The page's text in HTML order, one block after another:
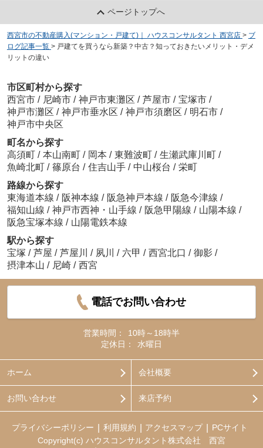
ページトップへ
西宮市の不動産購入(マンション・戸建て)｜ ハウスコンサルタント 西宮店 > ブ
ログ記事一覧 > 戸建てを買うなら新築？中古？知っておきたいメリット・デメ
リットの違い
市区町村から探す
西宮市 / 尼崎市 / 神戸市東灘区 / 芦屋市 / 宝塚市 /
神戸市灘区 / 神戸市垂水区 / 神戸市須磨区 / 明石市 /
神戸市中央区
町名から探す
高須町 / 本山南町 / 岡本 / 東難波町 / 生瀬武庫川町 /
魚崎北町 / 篠原台 / 住吉山手 / 中山桜台 / 栄町
路線から探す
東海道本線 / 阪神本線 / 阪急神戸本線 / 阪急今津線 /
福知山線 / 神戸市西神・山手線 / 阪急甲陽線 / 山陽本線 /
阪急宝塚本線 / 山陽電鉄本線
駅から探す
宝塚 / 芦屋 / 芦屋川 / 夙川 / 六甲 / 西宮北口 / 御影 /
摂津本山 / 尼崎 / 西宮
電話でお問い合わせ
営業時間：
10時～18時半
定休日：
水曜日
ホーム 会社概要
お問い合わせ 来店予約
プライバシーポリシー 利用規約 アクセスマップ
PCサイト
Copyright(c) ハウスコンサルタント株式会社 西宮